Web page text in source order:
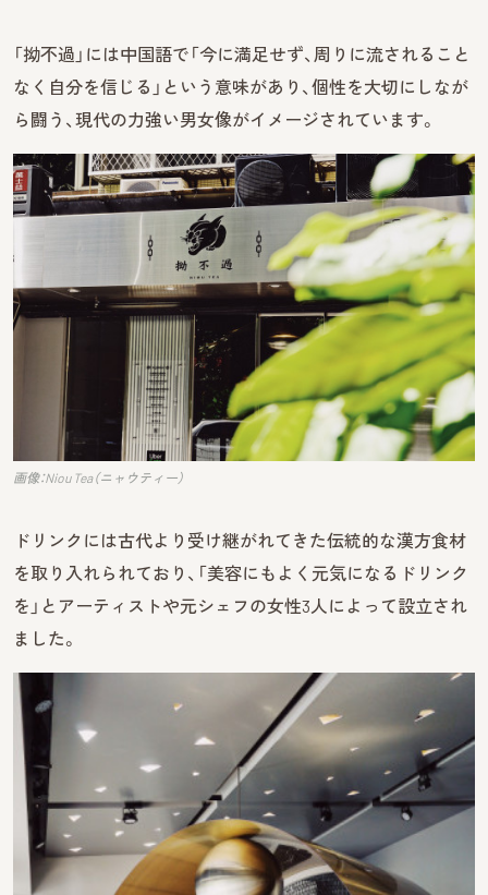
「拗不過」には中国語で「今に満足せず、周りに流されること
なく自分を信じる」という意味があり、個性を大切にしなが
ら闘う、現代の力強い男女像がイメージされています。
画像：Niou Tea（ニャウティー）
ドリンクには古代より受け継がれてきた伝統的な漢方食材
を取り入れられており、「美容にもよく元気になるドリンク
を」とアーティストや元シェフの女性3人によって設立され
ました。